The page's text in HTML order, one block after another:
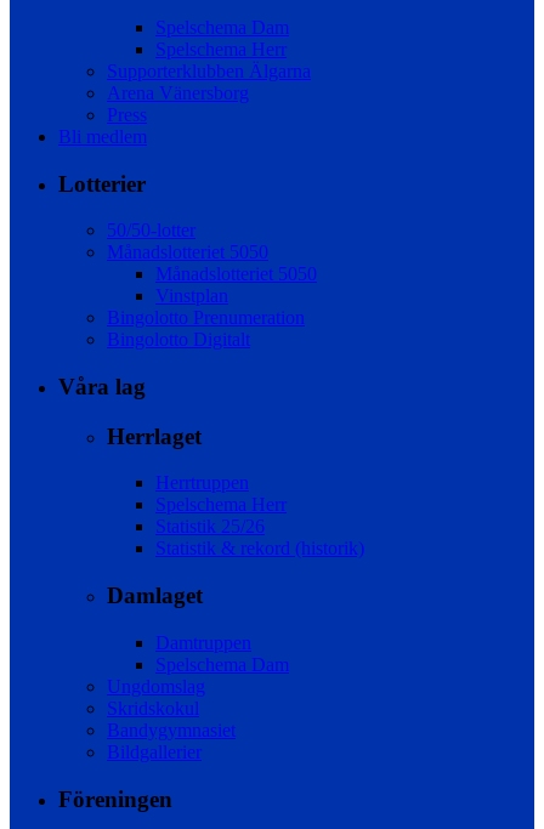
Spelschema Dam
Spelschema Herr
Supporterklubben Älgarna
Arena Vänersborg
Press
Bli medlem
Lotterier
50/50-lotter
Månadslotteriet 5050
Månadslotteriet 5050
Vinstplan
Bingolotto Prenumeration
Bingolotto Digitalt
Våra lag
Herrlaget
Herrtruppen
Spelschema Herr
Statistik 25/26
Statistik & rekord (historik)
Damlaget
Damtruppen
Spelschema Dam
Ungdomslag
Skridskokul
Bandygymnasiet
Bildgallerier
Föreningen